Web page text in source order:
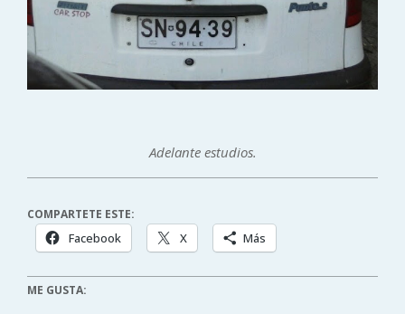
Adelante estudios.
COMPARTETE ESTE:
Facebook X Más
ME GUSTA: